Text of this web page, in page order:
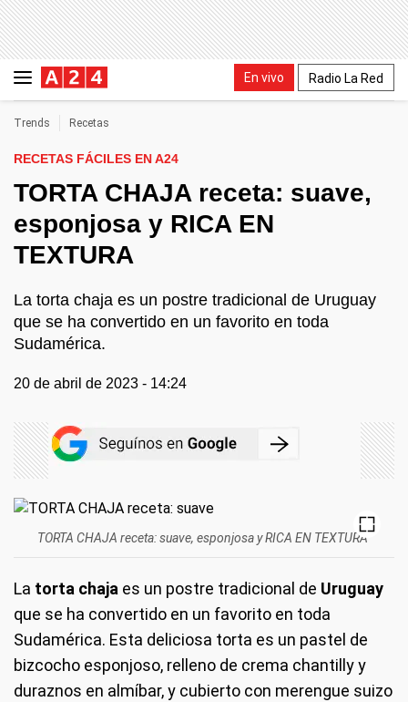
En vivo Radio La Red
Trends Recetas
RECETAS FÁCILES EN A24
TORTA CHAJA receta: suave,
esponjosa y RICA EN
TEXTURA
La torta chaja es un postre tradicional de Uruguay
que se ha convertido en un favorito en toda
Sudamérica.
20 de abril de 2023 - 14:24
TORTA CHAJA receta: suave, esponjosa y RICA EN TEXTURA
La torta chaja es un postre tradicional de Uruguay
que se ha convertido en un favorito en toda
Sudamérica. Esta deliciosa torta es un pastel de
bizcocho esponjoso, relleno de crema chantilly y
duraznos en almíbar, y cubierto con merengue suizo